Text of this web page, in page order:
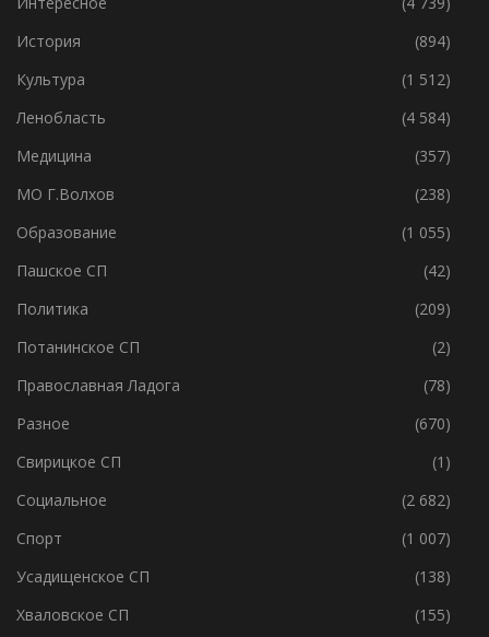
Главное
(8 770)
Интересное
(4 739)
История
(894)
Культура
(1 512)
Ленобласть
(4 584)
Медицина
(357)
МО Г.Волхов
(238)
Образование
(1 055)
Пашское СП
(42)
Политика
(209)
Потанинское СП
(2)
Православная Ладога
(78)
Разное
(670)
Свирицкое СП
(1)
Социальное
(2 682)
Спорт
(1 007)
Усадищенское СП
(138)